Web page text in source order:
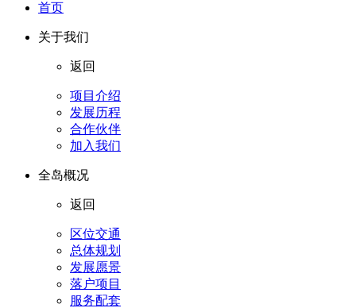
首页
关于我们
返回
项目介绍
发展历程
合作伙伴
加入我们
全岛概况
返回
区位交通
总体规划
发展愿景
落户项目
服务配套